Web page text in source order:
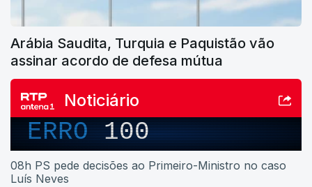
Arábia Saudita, Turquia e Paquistão vão
assinar acordo de defesa mútua
Noticiário
ERRO 100
08h PS pede decisões ao Primeiro-Ministro no caso
Luís Neves